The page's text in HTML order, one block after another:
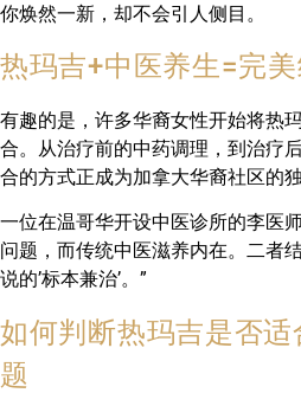
你焕然一新，却不会引人侧目。
热玛吉+中医养生=完美
有趣的是，许多华裔女性开始将热
合。从治疗前的中药调理，到治疗
合的方式正成为加拿大华裔社区的
一位在温哥华开设中医诊所的李医
问题，而传统中医滋养内在。二者
说的’标本兼治’。”
如何判断热玛吉是否
题